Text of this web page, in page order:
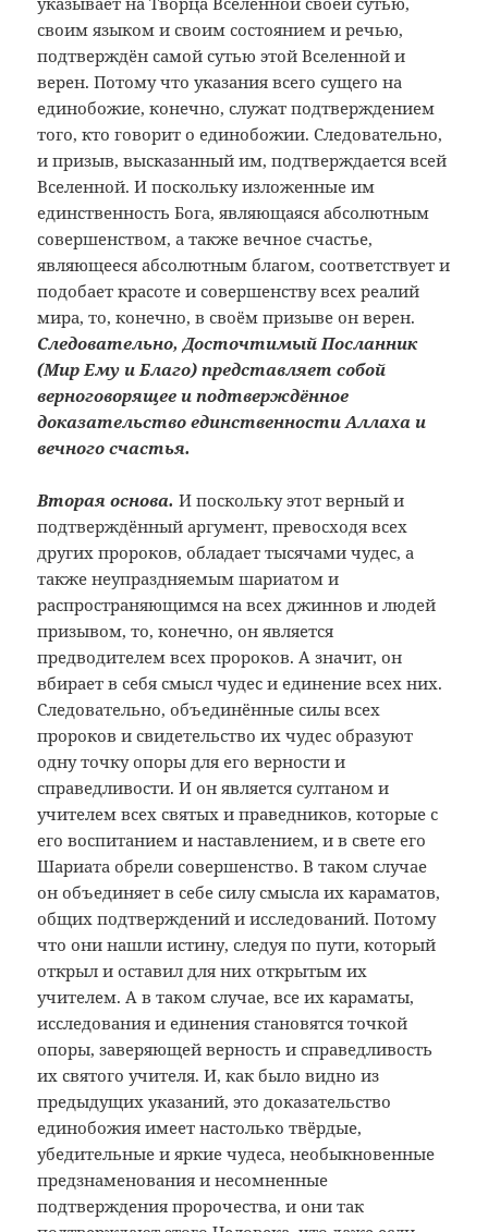
своим языком и своим состоянием и речью,
подтверждён самой сутью этой Вселенной и
верен. Потому что указания всего сущего на
единобожие, конечно, служат подтверждением
того, кто говорит о единобожии. Следовательно,
и призыв, высказанный им, подтверждается всей
Вселенной. И поскольку изложенные им
единственность Бога, являющаяся абсолютным
совершенством, а также вечное счастье,
являющееся абсолютным благом, соответствует и
подобает красоте и совершенству всех реалий
мира, то, конечно, в своём призыве он верен.
Следовательно, Досточтимый Посланник
(Мир Ему и Благо) представляет собой
верноговорящее и подтверждённое
доказательство единственности Аллаха и
вечного счастья.
Вторая основа.И поскольку этот верный и
подтверждённый аргумент, превосходя всех
других пророков, обладает тысячами чудес, а
также неупраздняемым шариатом и
распространяющимся на всех джиннов и людей
призывом, то, конечно, он является
предводителем всех пророков. А значит, он
вбирает в себя смысл чудес и единение всех них.
Следовательно, объединённые силы всех
пророков и свидетельство их чудес образуют
одну точку опоры для его верности и
справедливости. И он является султаном и
учителем всех святых и праведников, которые с
его воспитанием и наставлением, и в свете его
Шариата обрели совершенство. В таком случае
он объединяет в себе силу смысла их караматов,
общих подтверждений и исследований. Потому
что они нашли истину, следуя по пути, который
открыл и оставил для них открытым их
учителем. А в таком случае, все их караматы,
исследования и единения становятся точкой
опоры, заверяющей верность и справедливость
их святого учителя. И, как было видно из
предыдущих указаний, это доказательство
единобожия имеет настолько твёрдые,
убедительные и яркие чудеса, необыкновенные
предзнаменования и несомненные
подтверждения пророчества, и они так